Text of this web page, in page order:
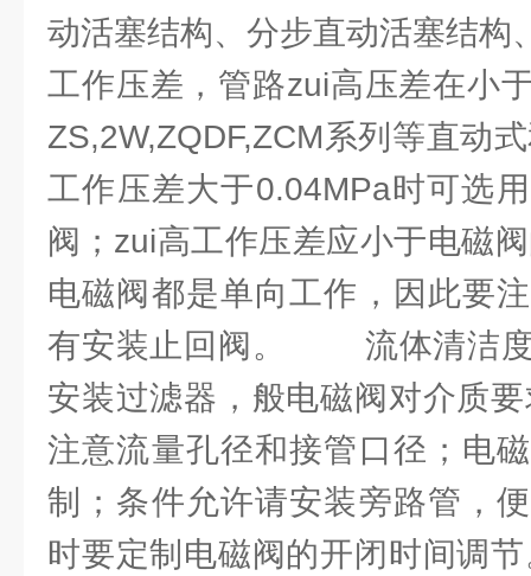
动活塞结构、分步直动活塞结构
工作压差，管路zui高压差在小
ZS,2W,ZQDF,ZCM系列等直动
工作压差大于0.04MPa时可选
阀；zui高工作压差应小于电磁
电磁阀都是单向工作，因此要
有安装止回阀。 流体清洁度
安装过滤器，般电磁阀对介
注意流量孔径和接管口径；电
制；条件允许请安装旁路管，
时要定制电磁阀的开闭时间